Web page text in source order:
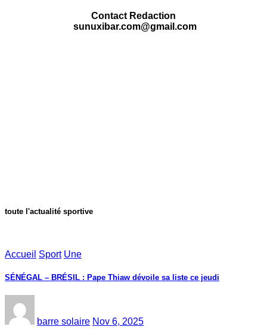
Contact Redaction
sunuxibar.com@gmail.com
toute l'actualité sportive
Accueil Sport Une
SÉNÉGAL – BRÉSIL : Pape Thiaw dévoile sa liste ce jeudi
barre solaire Nov 6, 2025